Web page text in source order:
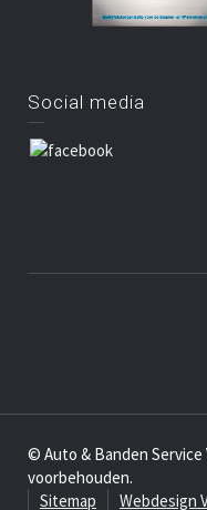
Social media
© Auto & Banden Service
voorbehouden.
Sitemap
Webdesign